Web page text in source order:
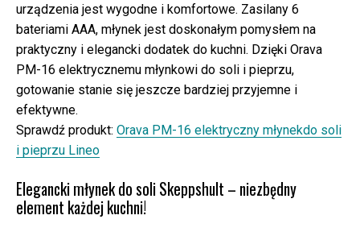
urządzenia jest wygodne i komfortowe. Zasilany 6
bateriami AAA, młynek jest doskonałym pomysłem na
praktyczny i elegancki dodatek do kuchni. Dzięki Orava
PM-16 elektrycznemu młynkowi do soli i pieprzu,
gotowanie stanie się jeszcze bardziej przyjemne i
efektywne.
Sprawdź produkt: Orava PM-16 elektryczny młynekdo soli
i pieprzu Lineo
Elegancki młynek do soli Skeppshult – niezbędny
element każdej kuchni!